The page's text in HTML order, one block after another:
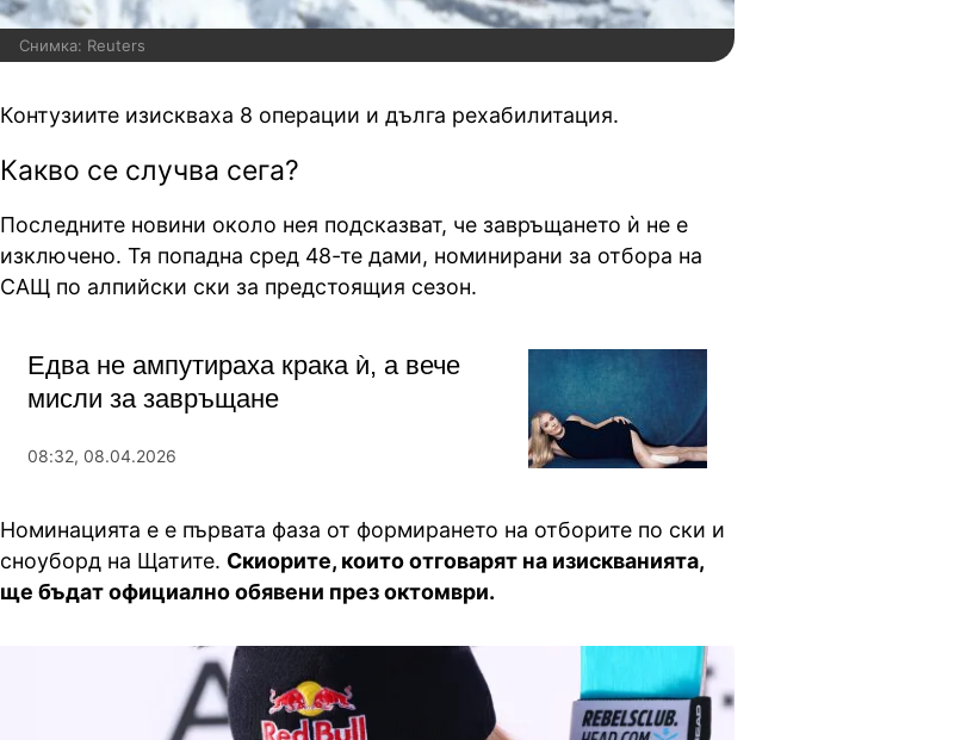
Снимка: Reuters
Контузиите изискваха 8 операции и дълга рехабилитация.
Какво се случва сега?
Последните новини около нея подсказват, че завръщането ѝ не е
изключено. Тя попадна сред 48-те дами, номинирани за отбора на
САЩ по алпийски ски за предстоящия сезон.
Едва не ампутираха крака ѝ, а вече
мисли за завръщане
08:32, 08.04.2026
Номинацията е е първата фаза от формирането на отборите по ски и
сноуборд на Щатите. Скиорите, които отговарят на изискванията,
ще бъдат официално обявени през октомври.